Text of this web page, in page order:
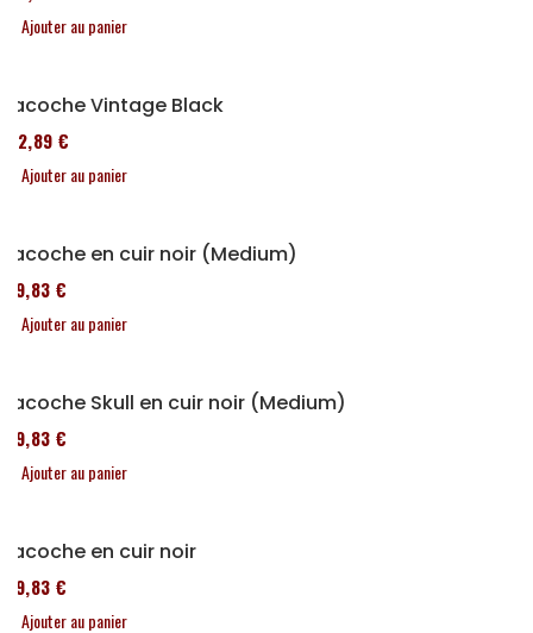
Ajouter au panier
Sacoche Vintage Black
152,89 €
Ajouter au panier
Sacoche en cuir noir (Medium)
119,83 €
Ajouter au panier
Sacoche Skull en cuir noir (Medium)
119,83 €
Ajouter au panier
Sacoche en cuir noir
119,83 €
Ajouter au panier